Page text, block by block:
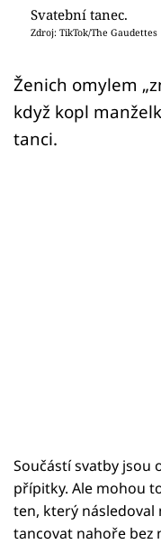
Přihlášení
Sledujte nás
Svatební tanec.
Zdroj: TikTok/The Gaudettes
Ženich omylem
když kopl
tanci.
Součástí svatby jsou
přípitky. Ale mohou
ten, který následoval
tancovat nahoře bez